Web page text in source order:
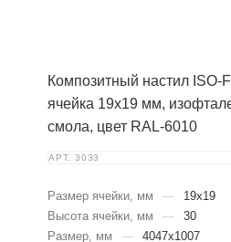
Композитный настил ISO-
ячейка 19х19 мм,
смола, цвет RAL-6010
АРТ. 3033
Размер ячейки, мм —
19х19
Высота ячейки, мм
—
30
Размер, мм
— 4047х1007